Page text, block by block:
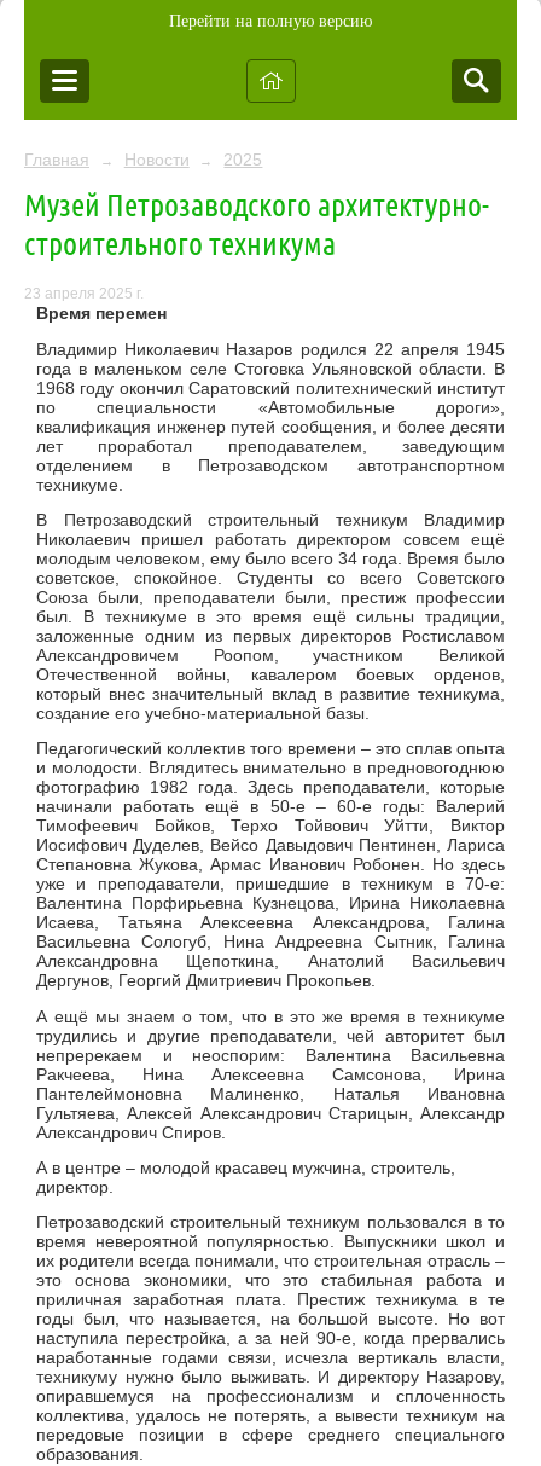
Перейти на полную версию
Главная → Новости → 2025
Музей Петрозаводского архитектурно-
строительного техникума
23 апреля 2025 г.
Время перемен
Владимир Николаевич Назаров родился 22 апреля 1945
года в маленьком селе Стоговка Ульяновской области. В
1968 году окончил Саратовский политехнический институт
по специальности «Автомобильные дороги»,
квалификация инженер путей сообщения, и более десяти
лет проработал преподавателем, заведующим
отделением в Петрозаводском автотранспортном
техникуме.
В Петрозаводский строительный техникум Владимир
Николаевич пришел работать директором совсем ещё
молодым человеком, ему было всего 34 года. Время было
советское, спокойное. Студенты со всего Советского
Союза были, преподаватели были, престиж профессии
был. В техникуме в это время ещё сильны традиции,
заложенные одним из первых директоров Ростиславом
Александровичем Роопом, участником Великой
Отечественной войны, кавалером боевых орденов,
который внес значительный вклад в развитие техникума,
создание его учебно-материальной базы.
Педагогический коллектив того времени – это сплав опыта
и молодости. Вглядитесь внимательно в предновогоднюю
фотографию 1982 года. Здесь преподаватели, которые
начинали работать ещё в 50-е – 60-е годы: Валерий
Тимофеевич Бойков, Терхо Тойвович Уйтти, Виктор
Иосифович Дуделев, Вейсо Давыдович Пентинен, Лариса
Степановна Жукова, Армас Иванович Робонен. Но здесь
уже и преподаватели, пришедшие в техникум в 70-е:
Валентина Порфирьевна Кузнецова, Ирина Николаевна
Исаева, Татьяна Алексеевна Александрова, Галина
Васильевна Сологуб, Нина Андреевна Сытник, Галина
Александровна Щепоткина, Анатолий Васильевич
Дергунов, Георгий Дмитриевич Прокопьев.
А ещё мы знаем о том, что в это же время в техникуме
трудились и другие преподаватели, чей авторитет был
непререкаем и неоспорим: Валентина Васильевна
Ракчеева, Нина Алексеевна Самсонова, Ирина
Пантелеймоновна Малиненко, Наталья Ивановна
Гультяева,Алексей Александрович Старицын, Александр
Александрович Спиров.
А в центре – молодой красавец мужчина, строитель,
директор.
Петрозаводский строительный техникум пользовался в то
время невероятной популярностью. Выпускники школ и
их родители всегда понимали, что строительная отрасль –
это основа экономики, что это стабильная работа и
приличная заработная плата. Престиж техникума в те
годы был, что называется, на большой высоте. Но вот
наступила перестройка, а за ней 90-е, когда прервались
наработанные годами связи, исчезла вертикаль власти,
техникуму нужно было выживать. И директору Назарову,
опиравшемуся на профессионализм и сплоченность
коллектива, удалось не потерять, а вывести техникум на
передовые позиции в сфере среднего специального
образования.